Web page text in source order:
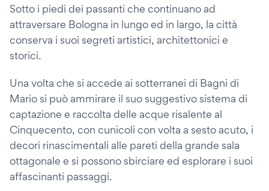
Sotto i piedi dei passanti che continuano ad
attraversare Bologna in lungo ed in largo, la città
conserva i suoi segreti artistici, architettonici e
storici.
Una volta che si accede ai sotterranei di Bagni di
Mario si può ammirare il suo suggestivo sistema di
captazione e raccolta delle acque risalente al
Cinquecento, con cunicoli con volta a sesto acuto, i
decori rinascimentali alle pareti della grande sala
ottagonale e si possono sbirciare ed esplorare i suoi
affascinanti passaggi.